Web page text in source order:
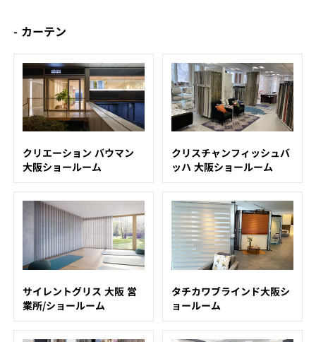
- カーテン
クリエーション バウマン
大阪ショールーム
クリスチャンフィッシュバ
ッハ 大阪ショールーム
サイレントグリス 大阪 営
業所/ショールーム
タチカワブラインド⼤阪シ
ョールーム